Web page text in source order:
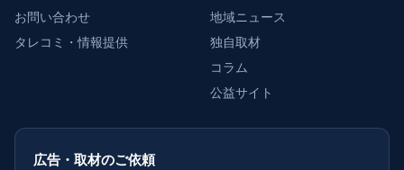
お問い合わせ
タレコミ・情報提供
地域ニュース
独自取材
コラム
公益サイト
広告・取材のご依頼